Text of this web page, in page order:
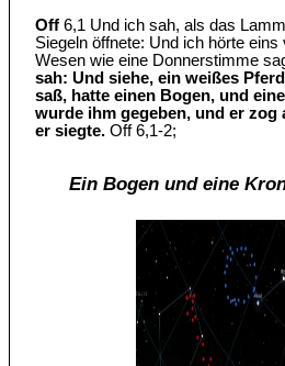
Off 6,1 Und ich sah, als das
Siegeln öffnete: Und ich hörte
Wesen wie eine Donnerstimme
sah: Und siehe, ein weißes
saß, hatte einen Bogen, und
wurde ihm gegeben, und er zog
er siegte. Off 6,1-2;
Ein Bogen und eine